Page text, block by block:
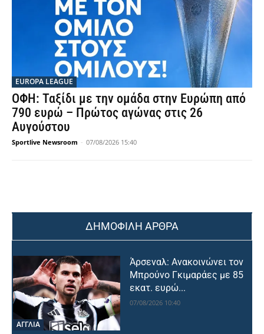
EUROPA LEAGUE
ΟΦΗ: Ταξίδι με την ομάδα στην Ευρώπη από
790 ευρώ – Πρώτος αγώνας στις 26
Αυγούστου
Sportlive Newsroom - 07/08/2026 15:40
ΔΗΜΟΦΙΛΗ ΑΡΘΡΑ
ΑΓΓΛΙΑ
Άρσεναλ: Ανακοινώνει τον
Μπρούνο Γκιμαράες με 85
εκατ. ευρώ...
07/08/2026 10:40